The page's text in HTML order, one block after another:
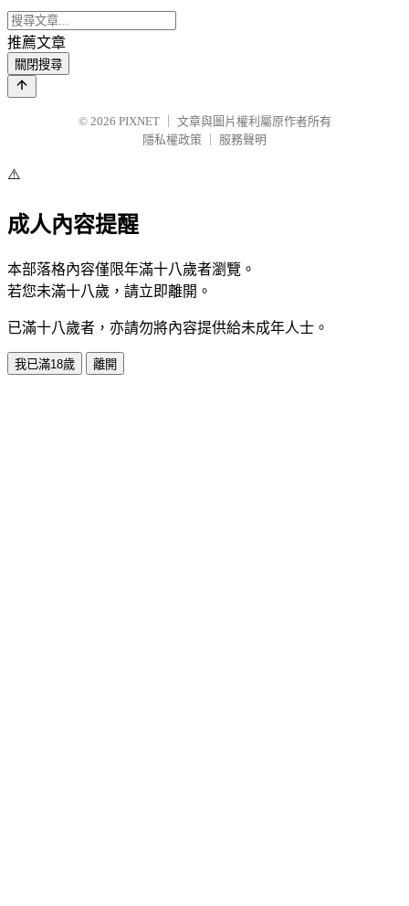
推薦文章
關閉搜尋
© 2026 PIXNET
文章與圖片權利屬原作者所有
隱私權政策
服務聲明
⚠️
成人內容提醒
本部落格內容僅限年滿十八歲者瀏覽。
若您未滿十八歲，請立即離開。
已滿十八歲者，亦請勿將內容提供給未成年人士。
我已滿18歲 離開